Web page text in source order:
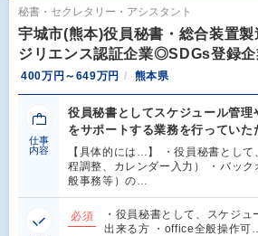
秘書・セクレタリー・アシスタント
宇城市(熊本)役員秘書・総合装置
ジリエンス認証企業◎SDGs登録
400万円～649万円 熊本県
仕事
内容
役員秘書としてスケジュール管理
をサポートする業務を行っていた
【具体的には…】 ・役員秘書として
程調整、カレンダー入力） ・バッ
般事務等）の…
必須
・役員秘書として、スケジ
出来る方 ・office全般操作可